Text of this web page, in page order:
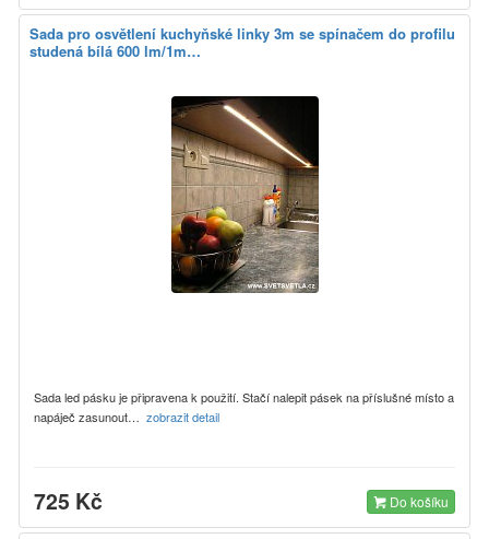
Sada pro osvětlení kuchyňské linky 3m se spínačem do profilu
studená bílá 600 lm/1m…
Sada led pásku je připravena k použití. Stačí nalepit pásek na příslušné místo a
napáječ zasunout… zobrazit detail
725 Kč Do košíku